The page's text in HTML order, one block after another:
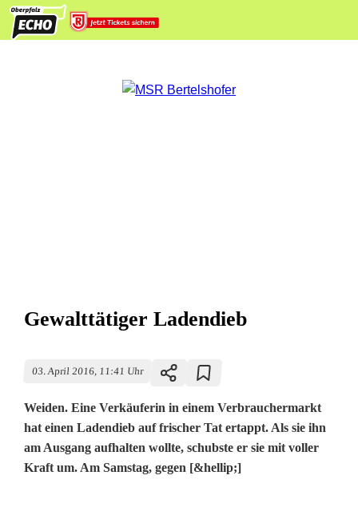
Gewalttätiger Ladendieb
03. April 2016, 11:41 Uhr
Weiden. Eine Verkäuferin in einem Verbrauchermarkt
hat einen Ladendieb auf frischer Tat ertappt. Als sie ihn
am Ausgang aufhalten wollte, schubste er sie mit voller
Kraft um. Am Samstag, gegen [&hellip;]